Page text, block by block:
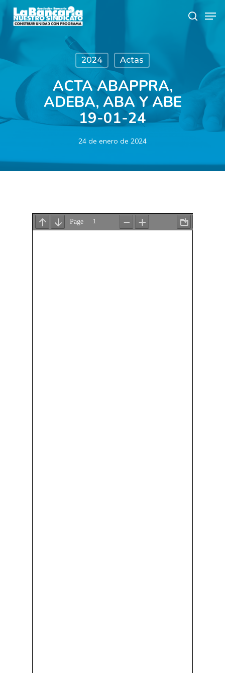
main
content
search
2024 Actas
ACTA ABAPPRA,
ADEBA, ABA Y ABE
19-01-24
24 de enero de 2024